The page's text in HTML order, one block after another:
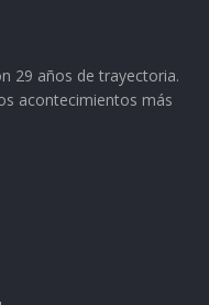
29 años de trayectoria.
acontecimientos más